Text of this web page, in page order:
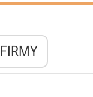
FIRMY